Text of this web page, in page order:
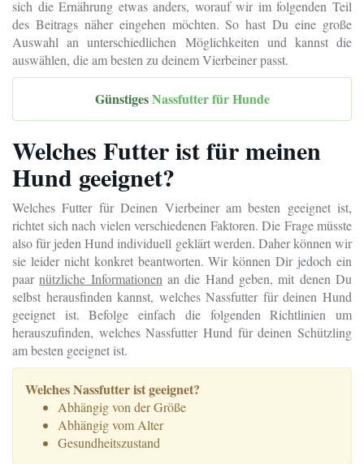
sich die Ernährung etwas anders, worauf wir im folgenden Teil
des Beitrags näher eingehen möchten. So hast Du eine große
Auswahl an unterschiedlichen Möglichkeiten und kannst die
auswählen, die am besten zu deinem Vierbeiner passt.
GünstigesNassfutter für Hunde
Welches Futter ist für meinen
Hund geeignet?
Welches Futter für Deinen Vierbeiner am besten geeignet ist,
richtet sich nach vielen verschiedenen Faktoren. Die Frage müsste
also für jeden Hund individuell geklärt werden. Daher können wir
sie leider nicht konkret beantworten. Wir können Dir jedoch ein
paarnützliche Informationenan die Hand geben, mit denen Du
selbst herausfinden kannst, welches Nassfutter für deinen Hund
geeignet ist. Befolge einfach die folgenden Richtlinien um
herauszufinden, welches Nassfutter Hund für deinen Schützling
am besten geeignet ist.
Welches Nassfutter ist geeignet?
Abhängig von der Größe
Abhängig vom Alter
Gesundheitszustand